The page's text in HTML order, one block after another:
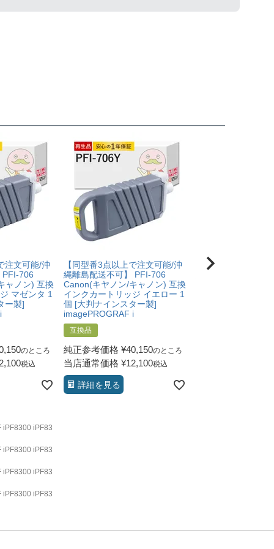
注文可能/沖
PFI-706
ャノン) 互換
マゼンタ 1
ー製]
のところ
税込
【同型番3点以上で注文可能/沖
縄離島配送不可】 PFI-706
Canon(キヤノン/キャノン) 互換
インクカートリッジ イエロー 1
個 [大判ナインスター製]
imagePROGRAF i
互換品
純正参考価格 ¥40,150のところ
当店通常価格 ¥12,100税込
詳細を見る
【同型番3点以上で
iPF8300 iPF83
iPF8300 iPF83
iPF8300 iPF83
iPF8300 iPF83